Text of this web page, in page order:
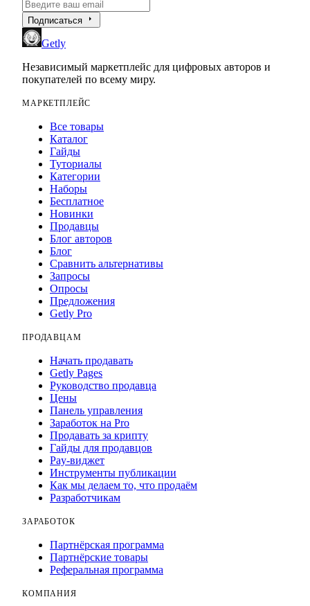
Подписаться arrow_right
Getly
Независимый маркетплейс для цифровых авторов и
покупателей по всему миру.
МАРКЕТПЛЕЙС
Все товары
Каталог
Гайды
Туториалы
Категории
Наборы
Бесплатное
Новинки
Продавцы
Блог авторов
Блог
Сравнить альтернативы
Запросы
Опросы
Предложения
Getly Pro
ПРОДАВЦАМ
Начать продавать
Getly Pages
Руководство продавца
Цены
Панель управления
Заработок на Pro
Продавать за крипту
Гайды для продавцов
Pay-виджет
Инструменты публикации
Как мы делаем то, что продаём
Разработчикам
ЗАРАБОТОК
Партнёрская программа
Партнёрские товары
Реферальная программа
КОМПАНИЯ